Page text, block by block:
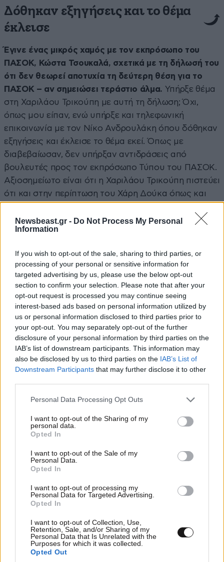
Newsbeast.gr - Do Not Process My Personal
Information
If you wish to opt-out of the sale, sharing to third parties, or
processing of your personal or sensitive information for
targeted advertising by us, please use the below opt-out
section to confirm your selection. Please note that after your
opt-out request is processed you may continue seeing
interest-based ads based on personal information utilized by
us or personal information disclosed to third parties prior to
your opt-out. You may separately opt-out of the further
disclosure of your personal information by third parties on the
IAB’s list of downstream participants. This information may
also be disclosed by us to third parties on the IAB’s List of
Downstream Participants that may further disclose it to other
Please note that this website/app uses one or more Google
not limited to your visit or usage behaviour. You may click to
grant or deny consent to Google and its third-party tags to
use your data for below specified purposes in below Google
consent section.
Personal Data Processing Opt Outs
I want to opt-out of the Sharing of my
personal data.
Opted In
I want to opt-out of the Sale of my
Personal Data.
Opted In
I want to opt-out of processing my
Personal Data for Targeted Advertising.
Opted In
I want to opt-out of Collection, Use,
Retention, Sale, and/or Sharing of my
Personal Data that Is Unrelated with the
Purposes for which it was collected.
Opted Out
Δόθηκαν εξηγήσεις και το θέμα
έκλεισε
Έγινε ένας μικρός χαμός με τον εκπρόσωπο του
ΠΑΣΟΚ, Κώστα Τσουκαλά, σχετικά με τη δήλωσή του
ότι δεν θεωρεί αποτυχία τη δεύτερη θέση για το
ΠΑΣΟΚ – αν σημειώσει τεράστιο άλμα. Υπήρξε θέμα
στη Χαριλάου Τρικούπη με αυτή τη δήλωση; Όχι,
όπως μου είπαν, ενώ υπήρξε και τηλεφωνική
επικοινωνία με τον Νίκο Ανδρουλάκη όπου δόθηκαν
εξηγήσεις και έκλεισε το θέμα εκεί. Όπως με
διαβεβαίωσαν, δεν υπήρξαν αντιδράσεις από
βουλευτές προς τον εκπρόσωπο Τύπου του ΠΑΣΟΚ.
Αξιοσημείωτο είναι ότι η Χαριλάου Τρικούπη πιστεύει
ότι και στην περίπτωση του Χάρη Δούκα όπως και
τις δηλώσεις τους με συνέπεια να διαστρεβλωθούν.
αντιπολίτευση
Πέρασα μια βόλτα από τη Βουλή όπου ρώτησα τι
γίνεται με τη δικογραφία για τα Τέμπη, διότι είχε
σηκωθεί πολλή σκόνη όταν έφθασε εκεί με φόντο
τους πρώην υπουργούς Μεταφορών, Κώστα
Καραμανλή και Χρήστο Σπίρτζη.Μου είπε καλή πηγή
ότι έως σήμερα μόλις 30 βουλευτές έχουν
επισκεφτεί την ειδικά διαμορφωμένη αίθουσα στη
Βουλή για να διαβάσουν τη δικογραφία της
αντιπολίτευση αυτό.
Η ιδέα του Κυρανάκη
Ο αναπληρωτής υπουργός Μεταφορών πρότεινε να
καθιερωθεί η επιδότηση ουσιαστικά της μεταφοράς
με ταξί όσων τα πίνουν στις εξόδους του
Σαββατοκύριακου. Οι οδηγοί των ταξί αντέδρασαν
μέτωπο για την κυβέρνηση, η πρόταση πήγε
περίπατο. Αναμενόμενο.